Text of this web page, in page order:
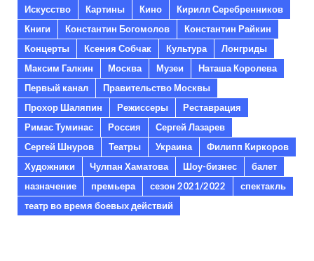
Искусство
Картины Кино
Кирилл Серебренников
Книги
Константин Богомолов
Константин Райкин
Концерты
Ксения Собчак Культура
Лонгриды
Максим Галкин
Москва Музеи
Наташа Королева
Первый канал
Правительство Москвы
Прохор Шаляпин
Режиссеры
Реставрация
Римас Туминас
Россия
Сергей Лазарев
Сергей Шнуров
Театры Украина
Филипп Киркоров
Художники
Чулпан Хаматова Шоу-бизнес
балет
назначение
премьера сезон 2021/2022
спектакль
театр во время боевых действий